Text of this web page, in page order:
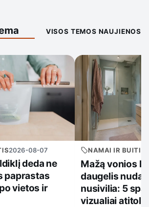
VISOS TEMOS NAUJIENOS
2026-08-07
deda ne
paprastas
vietos ir
NAMAI IR BUITIS
Mažą vonios
daugelis
nusivilia: 5
vizualiai